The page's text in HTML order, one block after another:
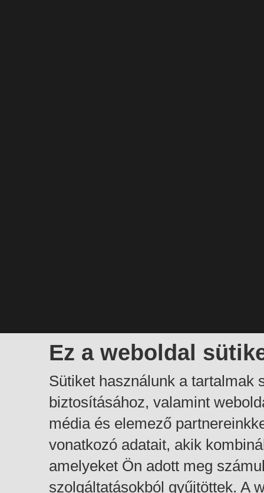
Ez a weboldal
Sütiket használunk a tartalmak
biztosításához, valamint
média és elemező
vonatkozó adatait, akik
amelyeket Ön adott meg
szolgáltatásokból gyűjtöttek. A